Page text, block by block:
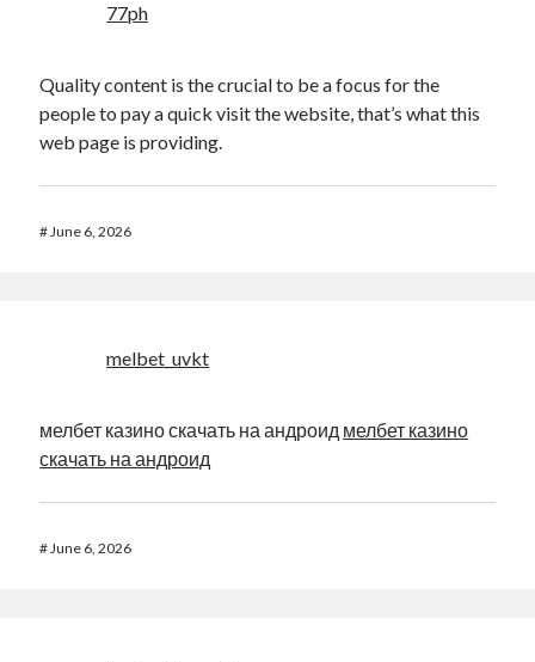
77ph
Quality content is the crucial to be a focus for the
people to pay a quick visit the website, that’s what this
web page is providing.
#June 6, 2026
melbet_uvkt
мелбет казино скачать на андроид мелбет казино
скачать на андроид
#June 6, 2026